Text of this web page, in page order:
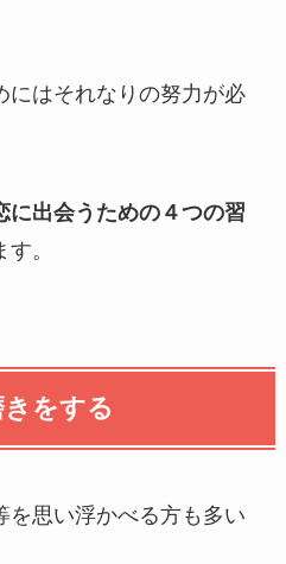
にはそれなりの努力が必
に出会うための４つの習
。
をする
を思い浮かべる方も多い